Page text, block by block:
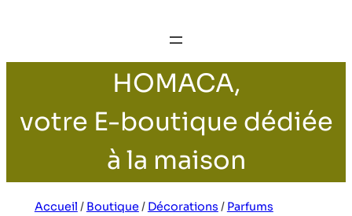
HOMACA,
votre E-boutique dédiée
à la maison
Accueil / Boutique/ Décorations / Parfums